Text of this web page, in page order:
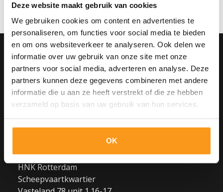
Deze website maakt gebruik van cookies
We gebruiken cookies om content en advertenties te
personaliseren, om functies voor social media te bieden
en om ons websiteverkeer te analyseren. Ook delen we
informatie over uw gebruik van onze site met onze
partners voor social media, adverteren en analyse. Deze
partners kunnen deze gegevens combineren met andere
informatie die u aan ze heeft verstrekt of die ze hebben
verzameld op basis van uw gebruik van hun services.
OK
The AdminPeople B.V.
Hoofdkantoor Woerden
Trasmolenlaan 5
3447 GZ Woerden
Vestiging Rotterdam
HNK Rotterdam
Scheepvaartkwartier